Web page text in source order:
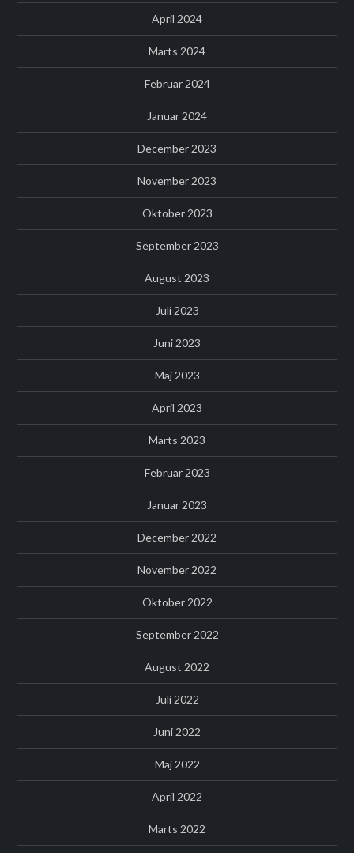
April 2024
Marts 2024
Februar 2024
Januar 2024
December 2023
November 2023
Oktober 2023
September 2023
August 2023
Juli 2023
Juni 2023
Maj 2023
April 2023
Marts 2023
Februar 2023
Januar 2023
December 2022
November 2022
Oktober 2022
September 2022
August 2022
Juli 2022
Juni 2022
Maj 2022
April 2022
Marts 2022